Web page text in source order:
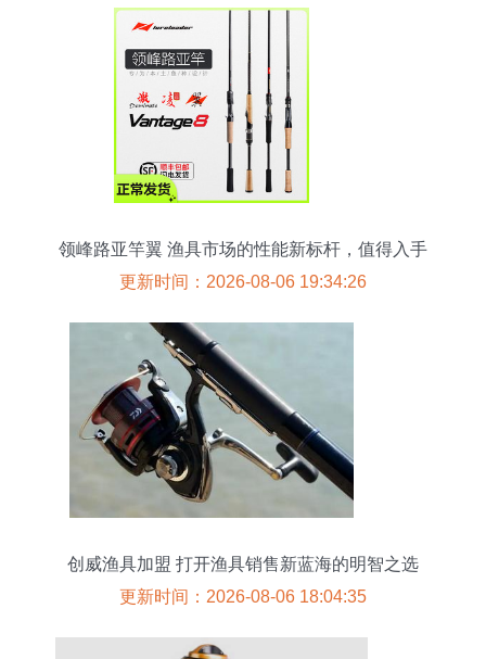
领峰路亚竿翼 渔具市场的性能新标杆，值得入手
吗？
更新时间：2026-08-06 19:34:26
创威渔具加盟 打开渔具销售新蓝海的明智之选
更新时间：2026-08-06 18:04:35